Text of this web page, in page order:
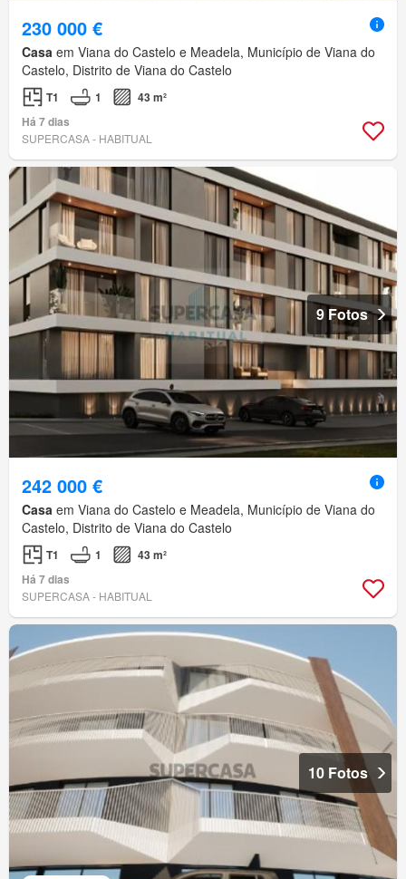
230 000 €
Casa em Viana do Castelo e Meadela, Município de Viana do
Castelo, Distrito de Viana do Castelo
T1 1
43 m²
Há 7 dias
SUPERCASA - HABITUAL
9 Fotos
242 000 €
Casa em Viana do Castelo e Meadela, Município de Viana do
Castelo, Distrito de Viana do Castelo
T1 1
43 m²
Há 7 dias
SUPERCASA - HABITUAL
10 Fotos